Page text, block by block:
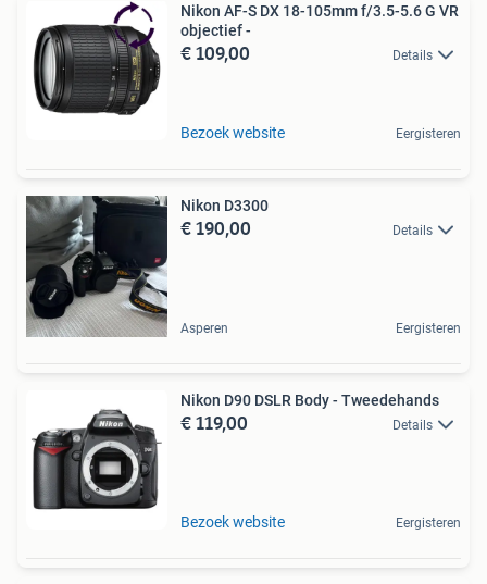
Nikon AF-S DX 18-105mm f/3.5-5.6 G VR
objectief -
€ 109,00 Details
Bezoek website Eergisteren
Nikon D3300
€ 190,00 Details
Asperen Eergisteren
Nikon D90 DSLR Body - Tweedehands
€ 119,00 Details
Bezoek website Eergisteren